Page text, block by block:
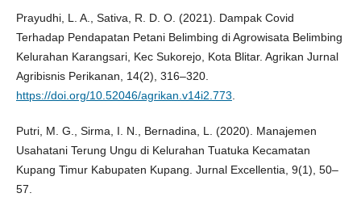
Prayudhi, L. A., Sativa, R. D. O. (2021). Dampak Covid
Terhadap Pendapatan Petani Belimbing di Agrowisata Belimbing
Kelurahan Karangsari, Kec Sukorejo, Kota Blitar. Agrikan Jurnal
Agribisnis Perikanan, 14(2), 316–320.
https://doi.org/10.52046/agrikan.v14i2.773
Putri, M. G., Sirma, I. N., Bernadina, L. (2020). Manajemen
Usahatani Terung Ungu di Kelurahan Tuatuka Kecamatan
Kupang Timur Kabupaten Kupang. Jurnal Excellentia, 9(1), 50–
57.